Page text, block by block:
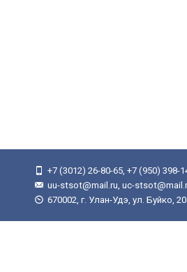
+7 (3012) 26-80-65, +7 (950) 398-
uu-stsot@mail.ru, uc-
670002, г. Улан-Удэ, ул. Буйко,